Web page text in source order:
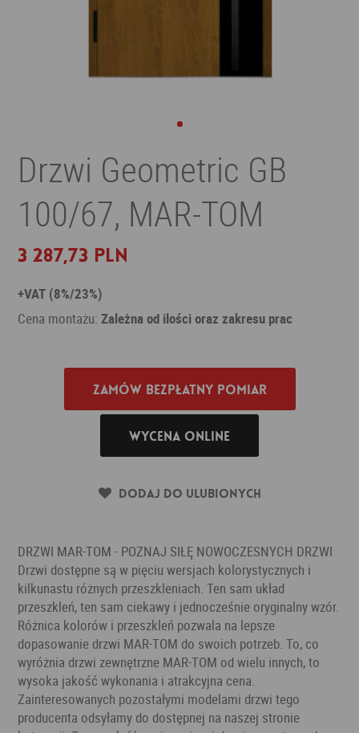
Drzwi Geometric GB
100/67, MAR-TOM
3 287,73 PLN
+VAT (8%/23%)
Cena montażu:Zależna od ilości oraz zakresu prac
Zamów bezpłatny pomiar
Wycena online
Dodaj do ulubionych
DRZWI MAR-TOM - POZNAJ SIŁĘ NOWOCZESNYCH DRZWI
Drzwi dostępne są w pięciu wersjach kolorystycznych i
kilkunastu różnych przeszkleniach. Ten sam układ
przeszkleń, ten sam ciekawy i jednocześnie oryginalny wzór.
Różnica kolorów i przeszkleń pozwala na lepsze
dopasowanie drzwi MAR-TOM do swoich potrzeb. To, co
wyróżnia drzwi zewnętrzne MAR-TOM od wielu innych, to
wysoka jakość wykonania i atrakcyjna cena.
Zainteresowanych pozostałymi modelami drzwi tego
producenta odsyłamy do dostępnej na naszej stronie